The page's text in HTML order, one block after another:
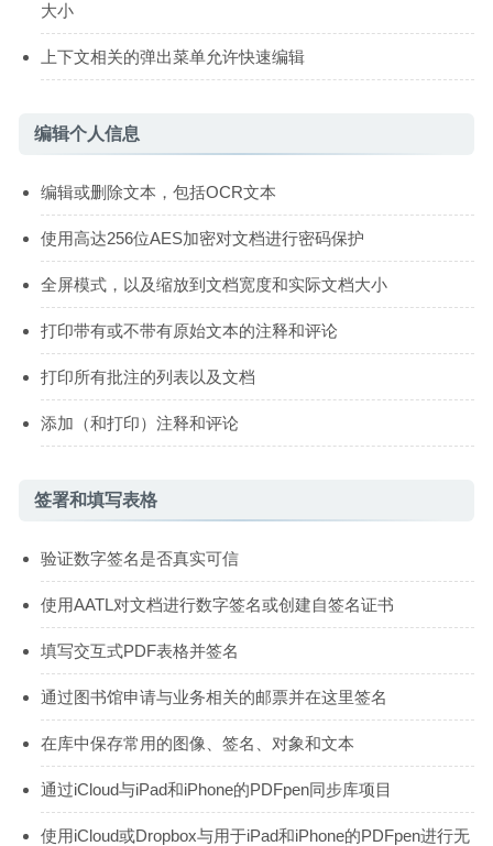
大小
上下文相关的弹出菜单允许快速编辑
编辑个人信息
编辑或删除文本，包括OCR文本
使用高达256位AES加密对文档进行密码保护
全屏模式，以及缩放到文档宽度和实际文档大小
打印带有或不带有原始文本的注释和评论
打印所有批注的列表以及文档
添加（和打印）注释和评论
签署和填写表格
验证数字签名是否真实可信
使用AATL对文档进行数字签名或创建自签名证书
填写交互式PDF表格并签名
通过图书馆申请与业务相关的邮票并在这里签名
在库中保存常用的图像、签名、对象和文本
通过iCloud与iPad和iPhone的PDFpen同步库项目
使用iCloud或Dropbox与用于iPad和iPhone的PDFpen进行无